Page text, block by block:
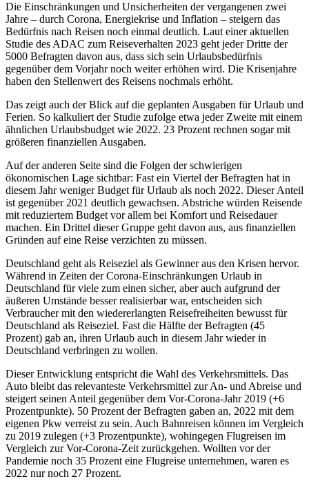
Die Einschränkungen und Unsicherheiten der vergangenen zwei
Jahre – durch Corona, Energiekrise und Inflation – steigern das
Bedürfnis nach Reisen noch einmal deutlich. Laut einer aktuellen
Studie des ADAC zum Reiseverhalten 2023 geht jeder Dritte der
5000 Befragten davon aus, dass sich sein Urlaubsbedürfnis
gegenüber dem Vorjahr noch weiter erhöhen wird. Die Krisenjahre
haben den Stellenwert des Reisens nochmals erhöht.
Das zeigt auch der Blick auf die geplanten Ausgaben für Urlaub und
Ferien. So kalkuliert der Studie zufolge etwa jeder Zweite mit einem
ähnlichen Urlaubsbudget wie 2022. 23 Prozent rechnen sogar mit
größeren finanziellen Ausgaben.
Auf der anderen Seite sind die Folgen der schwierigen
ökonomischen Lage sichtbar: Fast ein Viertel der Befragten hat in
diesem Jahr weniger Budget für Urlaub als noch 2022. Dieser Anteil
ist gegenüber 2021 deutlich gewachsen. Abstriche würden Reisende
mit reduziertem Budget vor allem bei Komfort und Reisedauer
machen. Ein Drittel dieser Gruppe geht davon aus, aus finanziellen
Gründen auf eine Reise verzichten zu müssen.
Deutschland geht als Reiseziel als Gewinner aus den Krisen hervor.
Während in Zeiten der Corona-Einschränkungen Urlaub in
Deutschland für viele zum einen sicher, aber auch aufgrund der
äußeren Umstände besser realisierbar war, entscheiden sich
Verbraucher mit den wiedererlangten Reisefreiheiten bewusst für
Deutschland als Reiseziel. Fast die Hälfte der Befragten (45
Prozent) gab an, ihren Urlaub auch in diesem Jahr wieder in
Deutschland verbringen zu wollen.
Dieser Entwicklung entspricht die Wahl des Verkehrsmittels. Das
Auto bleibt das relevanteste Verkehrsmittel zur An- und Abreise und
steigert seinen Anteil gegenüber dem Vor-Corona-Jahr 2019 (+6
Prozentpunkte). 50 Prozent der Befragten gaben an, 2022 mit dem
eigenen Pkw verreist zu sein. Auch Bahnreisen können im Vergleich
zu 2019 zulegen (+3 Prozentpunkte), wohingegen Flugreisen im
Vergleich zur Vor-Corona-Zeit zurückgehen. Wollten vor der
Pandemie noch 35 Prozent eine Flugreise unternehmen, waren es
2022 nur noch 27 Prozent.